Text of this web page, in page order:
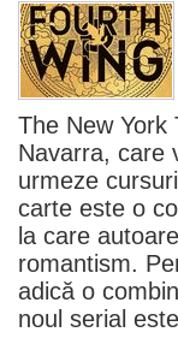
The New
Navarra, care
urmeze
carte este o
la care
romantism.
adică o
noul serial este